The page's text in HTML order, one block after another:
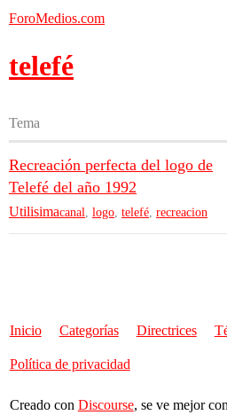
ForoMedios.com
telefé
Tema
Recreación perfecta del logo de
Telefé del año 1992
Utilisimacanal logo telefé recreacion
Inicio Categorías Directrices
Política de privacidad
Creado con Discourse, se ve mejor